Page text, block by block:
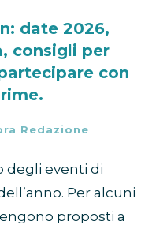
date 2026,
consigli per
con
Redazione
degli eventi di
Per alcuni
proposti a